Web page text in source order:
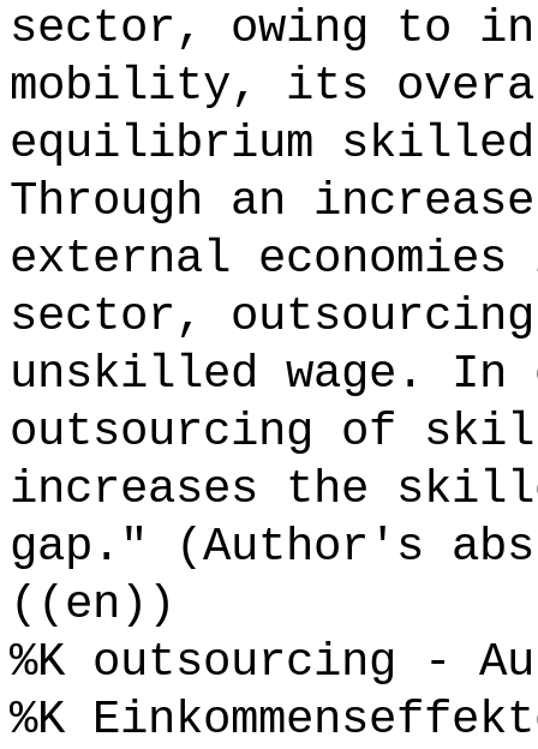
sector, owing to
mobility, its
equilibrium
Through an
external
sector,
unskilled wage.
outsourcing of
increases the
gap." (Author's
((en))
%K outsourcing -
%K